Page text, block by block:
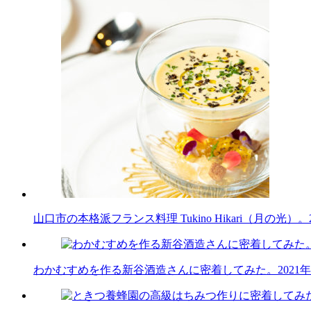
山口市の本格派フランス料理 Tukino Hikari（月の光）。
わかむすめを作る新谷酒造さんに密着してみた。 2021